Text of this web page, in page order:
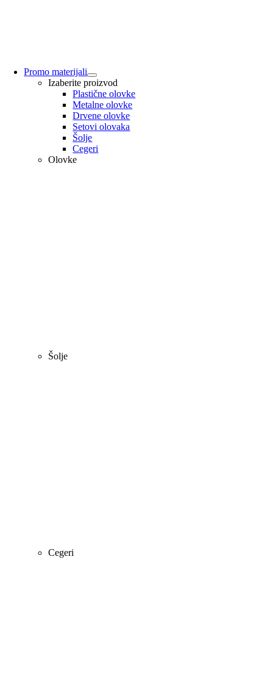
Promo materijali
Izaberite proizvod
Plastične olovke
Metalne olovke
Drvene olovke
Setovi olovaka
Šolje
Cegeri
Olovke
Šolje
Cegeri